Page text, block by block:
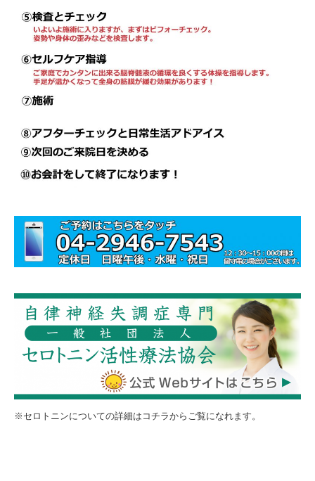
※セロトニンについての詳細はコチラからご覧になれます。